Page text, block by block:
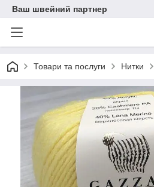
Ваш швейний партнер
Товари та послуги Нитки